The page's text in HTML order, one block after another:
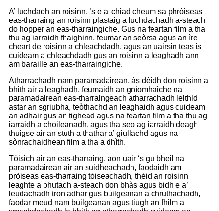
A’ luchdadh an roisinn, ’s e a’ chiad cheum sa phròiseas
eas-tharraing an roisinn plastaig a luchdachadh a-steach
do hopper an eas-tharraingiche. Gus na feartan film a tha
thu ag iarraidh fhaighinn, feumar an seòrsa agus an ìre
cheart de roisinn a chleachdadh, agus an uairsin teas is
cuideam a chleachdadh gus an roisinn a leaghadh ann
am baraille an eas-tharraingiche.
Atharrachadh nam paramadairean, às dèidh don roisinn a
bhith air a leaghadh, feumaidh an gnìomhaiche na
paramadairean eas-tharraingeach atharrachadh leithid
astar an sgriubha, teòthachd an leaghaidh agus cuideam
an adhair gus an tighead agus na feartan film a tha thu ag
iarraidh a choileanadh, agus tha seo ag iarraidh deagh
thuigse air an stuth a thathar a’ giullachd agus na
sònrachaidhean film a tha a dhìth.
Tòisich air an eas-tharraing, aon uair ‘s gu bheil na
paramadairean air an suidheachadh, faodaidh am
pròiseas eas-tharraing tòiseachadh, thèid an roisinn
leaghte a phutadh a-steach don bhàs agus bidh e a’
leudachadh tron ​​​​​​adhar gus builgeanan a chruthachadh,
faodar meud nam builgeanan agus tiugh an fhilm a